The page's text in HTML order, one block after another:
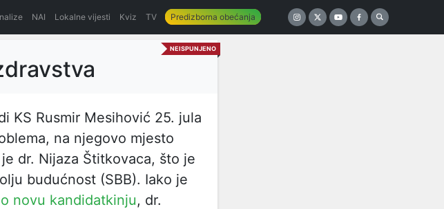
NAI Lokalne vijesti Kviz TV Predizborna obećanja
NEISPUNJENO
KS Rusmir Mesihović 25. jula
na njegovo mjesto
dr. Nijaza Štitkovaca, što je
budućnost (SBB). Iako je
novu kandidatkinju, dr.